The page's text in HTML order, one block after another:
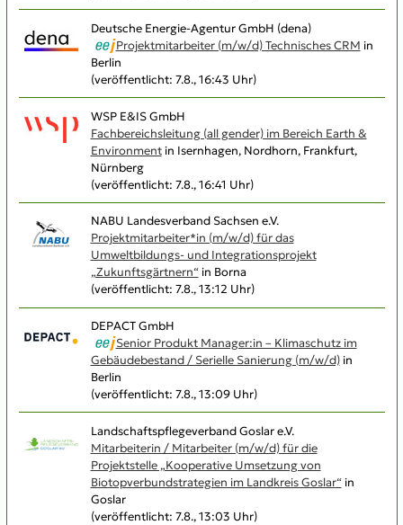
Deutsche Energie-Agentur GmbH (dena)
Projektmitarbeiter (m/w/d) Technisches CRM in
Berlin
(veröffentlicht: 7.8., 16:43 Uhr)
WSP E&IS GmbH
Fachbereichsleitung (all gender) im Bereich Earth &
Environmentin Isernhagen, Nordhorn, Frankfurt,
Nürnberg
(veröffentlicht: 7.8., 16:41 Uhr)
NABU Landesverband Sachsen e.V.
Projektmitarbeiter*in (m/w/d) für das
Umweltbildungs- und Integrationsprojekt
„Zukunftsgärtnern“in Borna
(veröffentlicht: 7.8., 13:12 Uhr)
DEPACT GmbH
Senior Produkt Manager:in – Klimaschutz im
Gebäudebestand / Serielle Sanierung (m/w/d)in
Berlin
(veröffentlicht: 7.8., 13:09 Uhr)
Landschaftspflegeverband Goslar e.V.
Mitarbeiterin / Mitarbeiter (m/w/d) für die
Projektstelle „Kooperative Umsetzung von
Biotopverbundstrategien im Landkreis Goslar“in
Goslar
(veröffentlicht: 7.8., 13:03 Uhr)